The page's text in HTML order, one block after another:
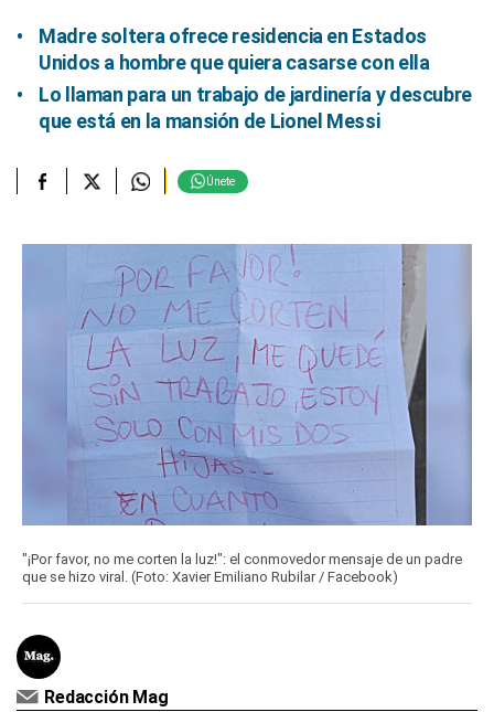
Madre soltera ofrece residencia en Estados
Unidos a hombre que quiera casarse con ella
Lo llaman para un trabajo de jardinería y descubre
que está en la mansión de Lionel Messi
Únete
"¡Por favor, no me corten la luz!": el conmovedor mensaje de un padre
que se hizo viral. (Foto: Xavier Emiliano Rubilar / Facebook)
Redacción Mag